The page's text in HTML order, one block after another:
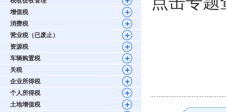
增值税
消费税
营业税（已废止）
资源税
车辆购置税
关税
企业所得税
个人所得税
土地增值税